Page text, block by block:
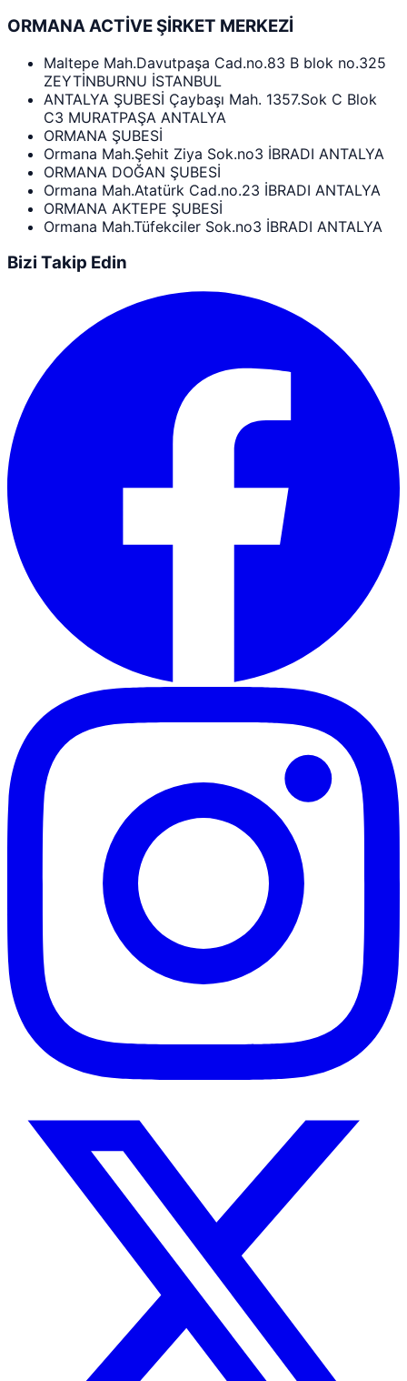
ORMANA ACTİVE ŞİRKET MERKEZİ
Maltepe Mah.Davutpaşa Cad.no.83 B blok no.325
ZEYTİNBURNU İSTANBUL
ANTALYA ŞUBESİ Çaybaşı Mah. 1357.Sok C Blok
C3 MURATPAŞA ANTALYA
ORMANA ŞUBESİ
Ormana Mah.Şehit Ziya Sok.no3 İBRADI ANTALYA
ORMANA DOĞAN ŞUBESİ
Ormana Mah.Atatürk Cad.no.23 İBRADI ANTALYA
ORMANA AKTEPE ŞUBESİ
Ormana Mah.Tüfekciler Sok.no3 İBRADI ANTALYA
Bizi Takip Edin